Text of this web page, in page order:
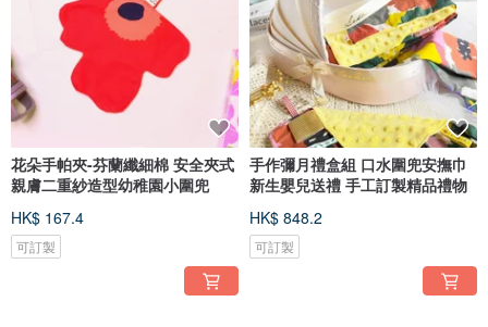
花朵手帕夾-芬蘭纖細棉 安全夾式
親膚二重紗造型幼稚園小圍兜
HK$ 167.4
可訂製
手作彌月禮盒組 口水圍兜安撫巾
新生嬰兒送禮 手工訂製精品禮物
HK$ 848.2
可訂製